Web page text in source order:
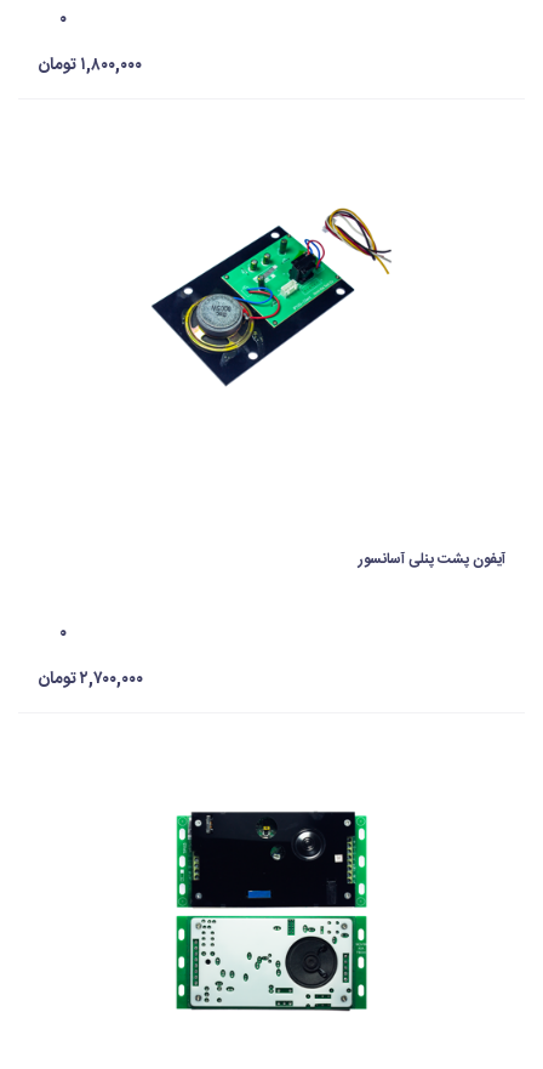
۰
۱,۸۰۰,۰۰۰ تومان
آیفون پشت پنلی آسانسور
۰
۲,۷۰۰,۰۰۰ تومان